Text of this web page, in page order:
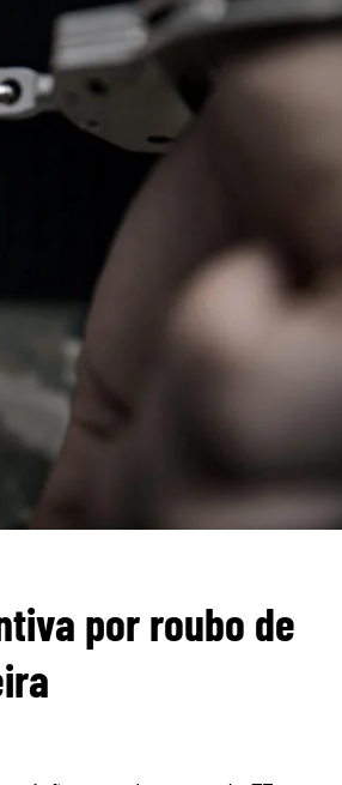
por roubo de